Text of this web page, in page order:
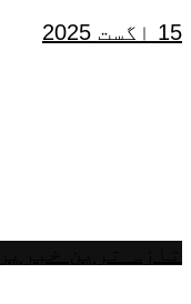
15 اگست 2025